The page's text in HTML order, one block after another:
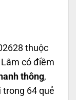
thuộc
có điềm
thông,
trong 64 quẻ